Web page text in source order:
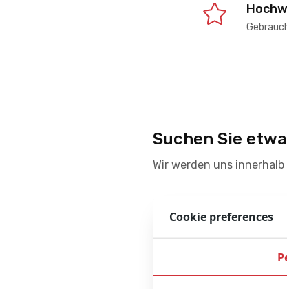
Suchen Sie
Wir werden uns
Ihre Nachricht
Cookie preferences